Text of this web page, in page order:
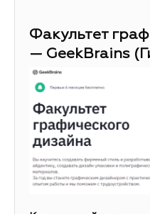
Факультет
— GeekBrains